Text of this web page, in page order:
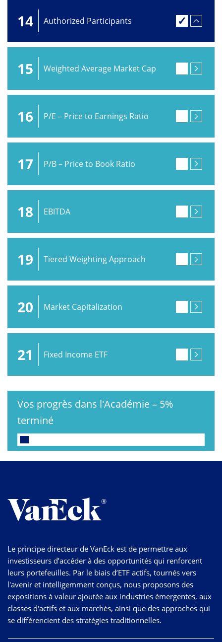
14 Authorized Participants
15 Weighted Average Market Cap
16 P/E – Price to Earnings Ratio
17 P/B – Price to Book Ratio
18 EBITDA
19 Tiered Weighting Approach
20 Market Capitalization
21 Fixed Income ETF
Vos progrès dans l'Académie– 5%
terminé
Le principe directeur de VanEck est de permettre aux
investisseurs d’accéder à des opportunités qui renforcent
leurs portefeuilles. Par le biais d’ETF actifs, tournés vers
l'avenir et intelligemment conçus, nous proposons des
expositions à valeur ajoutée aux industries émergentes, aux
classes d'actifs et aux marchés, ainsi que des approches qui
se différencient des stratégies traditionnelles.